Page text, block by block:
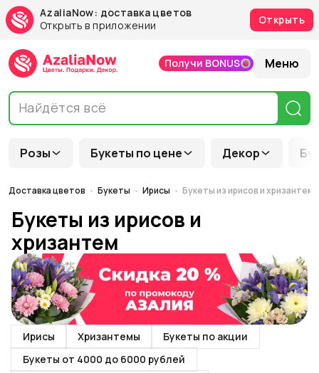
AzaliaNow: доставка цветов
Открыть в приложении
Открыть
Розы Букеты по цене Декор
Получи BONUS Меню
Доставка цветов Букеты Ирисы Букеты из ирисов и хризантем
Букеты из ирисов и
хризантем
Ирисы Хризантемы
Букеты по акции
Букеты от 4000 до 6000 рублей